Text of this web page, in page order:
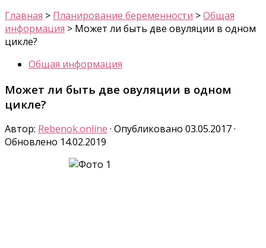
Главная > Планирование беременности >Общая
информация > Может ли быть две овуляции в одном
цикле?
Общая информация
Может ли быть две овуляции в одном
цикле?
Автор: Rebenok.online · Опубликовано 03.05.2017·
Обновлено 14.02.2019